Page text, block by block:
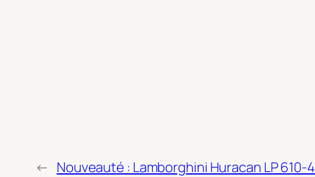
← Nouveauté : Lamborghini Huracan LP 610-4